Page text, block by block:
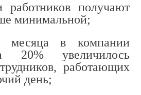
работников получают
минимальной;
месяца в компании
20% увеличилось
работающих
день;